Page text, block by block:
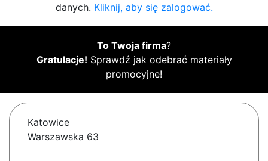
danych. Kliknij, aby się zalogować.
To Twoja firma?
Gratulacje! Sprawdź jak odebrać materiały
promocyjne!
Katowice
Warszawska 63